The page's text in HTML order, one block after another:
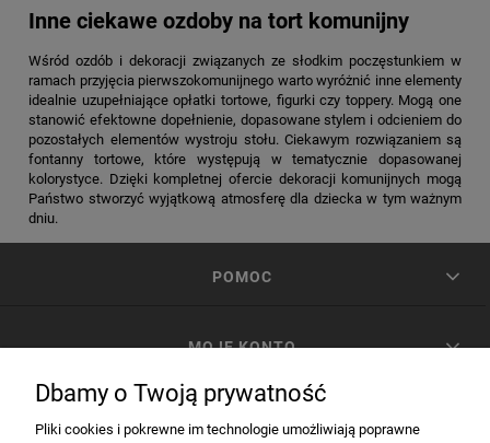
Inne ciekawe ozdoby na tort komunijny
Wśród ozdób i dekoracji związanych ze słodkim poczęstunkiem w
ramach przyjęcia pierwszokomunijnego warto wyróżnić inne elementy
idealnie uzupełniające opłatki tortowe, figurki czy toppery. Mogą one
stanowić efektowne dopełnienie, dopasowane stylem i odcieniem do
pozostałych elementów wystroju stołu. Ciekawym rozwiązaniem są
fontanny tortowe, które występują w tematycznie dopasowanej
kolorystyce. Dzięki kompletnej ofercie dekoracji komunijnych mogą
Państwo stworzyć wyjątkową atmosferę dla dziecka w tym ważnym
dniu.
POMOC
MOJE KONTO
Dbamy o Twoją prywatność
Pliki cookies i pokrewne im technologie umożliwiają poprawne